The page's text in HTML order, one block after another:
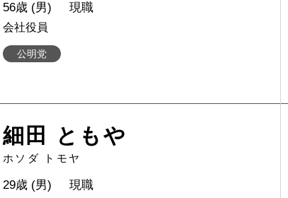
公明党
56歳 (男) 現職
会社役員
細田 ともや
ホソダ トモヤ
29歳 (男) 現職